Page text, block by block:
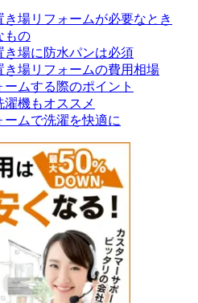
場リフォームが必要なとき
もの
き場に防水パンは必須
き場リフォームの費用相場
ムする際のポイント
機もオススメ
ムで洗濯を快適に